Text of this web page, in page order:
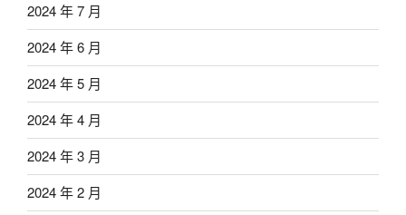
2024 年 7 月
2024 年 6 月
2024 年 5 月
2024 年 4 月
2024 年 3 月
2024 年 2 月